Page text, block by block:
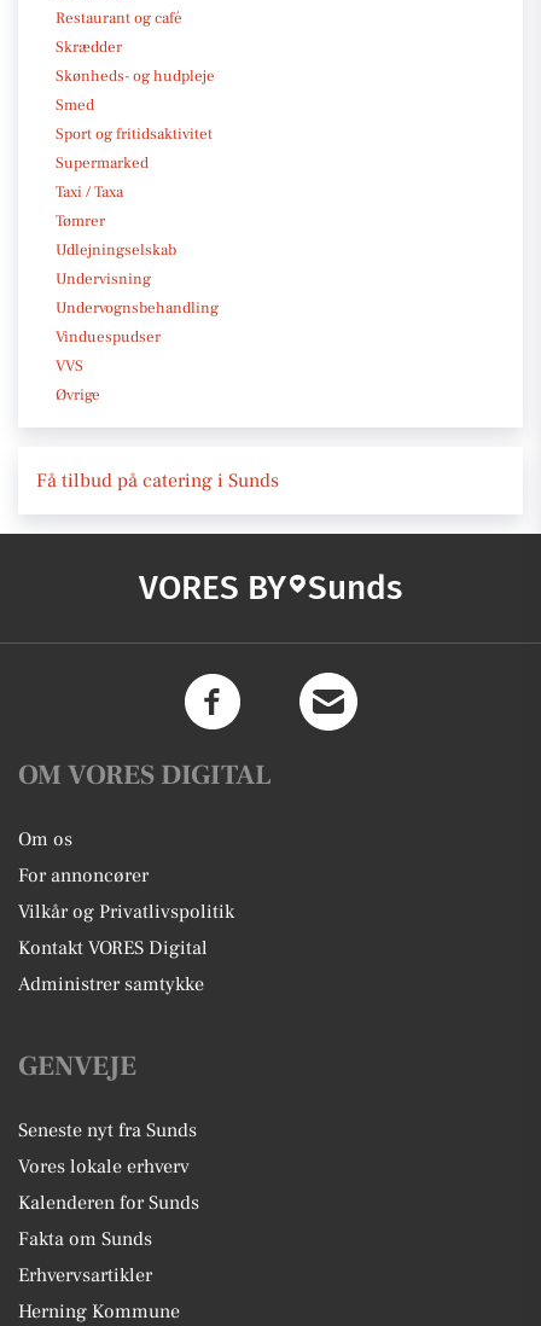
Restaurant og café
Skrædder
Skønheds- og hudpleje
Smed
Sport og fritidsaktivitet
Supermarked
Taxi / Taxa
Tømrer
Udlejningselskab
Undervisning
Undervognsbehandling
Vinduespudser
VVS
Øvrige
Få tilbud på catering i Sunds
VORES BY Sunds
OM VORES DIGITAL
Om os
For annoncører
Vilkår og Privatlivspolitik
Kontakt VORES Digital
Administrer samtykke
GENVEJE
Seneste nyt fra Sunds
Vores lokale erhverv
Kalenderen for Sunds
Fakta om Sunds
Erhvervsartikler
Herning Kommune